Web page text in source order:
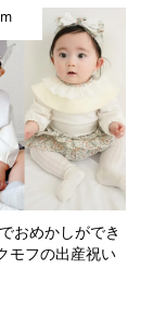
おめかしができ
モフの出産祝い